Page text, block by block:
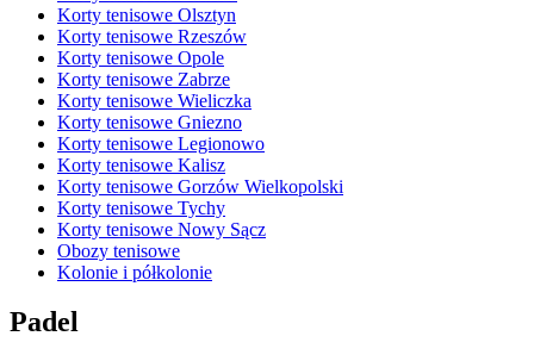
Korty tenisowe Olsztyn
Korty tenisowe Rzeszów
Korty tenisowe Opole
Korty tenisowe Zabrze
Korty tenisowe Wieliczka
Korty tenisowe Gniezno
Korty tenisowe Legionowo
Korty tenisowe Kalisz
Korty tenisowe Gorzów Wielkopolski
Korty tenisowe Tychy
Korty tenisowe Nowy Sącz
Obozy tenisowe
Kolonie i półkolonie
Padel